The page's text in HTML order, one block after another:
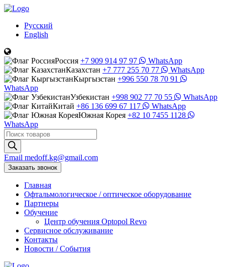
Русский
English
Россия +7 909 914 97 97
WhatsApp
Казахстан +7 777 255 70 77
WhatsApp
Кыргызстан +996 550 78 70 91
WhatsApp
Узбекистан +998 902 77 70 55
WhatsApp
Китай +86 136 699 67 117
WhatsApp
Южная Корея +82 10 7455 1128
WhatsApp
Поиск
товаров
Email medoff.kg@gmail.com
Заказать звонок
Главная
Офтальмологическое / оптическое оборудование
Партнеры
Обучение
Центр обучения Оptopol Revo
Сервисное обслуживание
Контакты
Новости / События